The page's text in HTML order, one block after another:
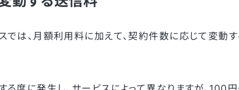
では、月額利用料に加えて、契約件数に応じて変動